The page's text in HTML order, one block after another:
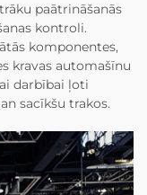
paātrināšanās
kontroli.
komponentes,
kravas automašīnu
darbībai ļoti
sacīkšu trakos.